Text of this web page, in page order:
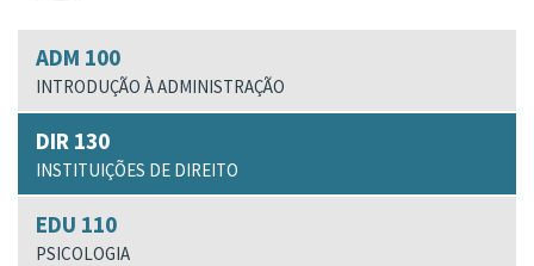
ADM 100
INTRODUÇÃO À ADMINISTRAÇÃO
DIR 130
INSTITUIÇÕES DE DIREITO
EDU 110
PSICOLOGIA